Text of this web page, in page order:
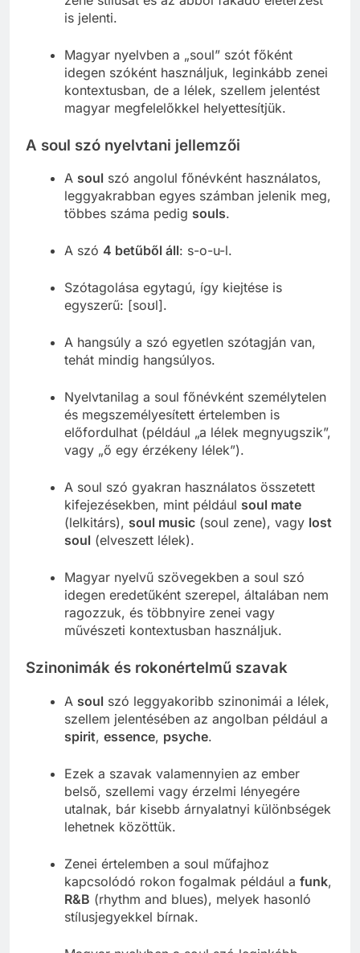
is jelenti.
Magyar nyelvben a „soul” szót főként
idegen szóként használjuk, leginkább zenei
kontextusban, de a lélek, szellem jelentést
magyar megfelelőkkel helyettesítjük.
A soul szó nyelvtani jellemzői
A soul szó angolul főnévként használatos,
leggyakrabban egyes számban jelenik meg,
többes száma pedig souls.
A szó 4 betűből áll: s-o-u-l.
Szótagolása egytagú, így kiejtése is
egyszerű: [soʊl].
A hangsúly a szó egyetlen szótagján van,
tehát mindig hangsúlyos.
Nyelvtanilag a soul főnévként személytelen
és megszemélyesített értelemben is
előfordulhat (például „a lélek megnyugszik”,
vagy „ő egy érzékeny lélek”).
A soul szó gyakran használatos összetett
kifejezésekben, mint például soul mate
(lelkitárs), soul music (soul zene), vagy lost
soul (elveszett lélek).
Magyar nyelvű szövegekben a soul szó
idegen eredetűként szerepel, általában nem
ragozzuk, és többnyire zenei vagy
művészeti kontextusban használjuk.
Szinonimák és rokonértelmű szavak
A soul szó leggyakoribb szinonimái a lélek,
szellem jelentésében az angolban például a
spirit, essence, psyche.
Ezek a szavak valamennyien az ember
belső, szellemi vagy érzelmi lényegére
utalnak, bár kisebb árnyalatnyi különbségek
lehetnek közöttük.
Zenei értelemben a soul műfajhoz
kapcsolódó rokon fogalmak például a funk,
R&B (rhythm and blues), melyek hasonló
stílusjegyekkel bírnak.